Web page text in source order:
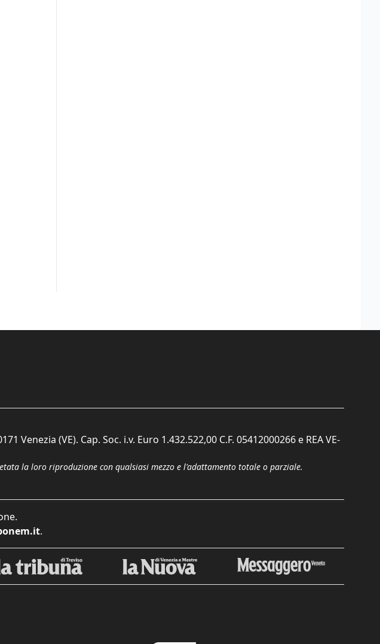
Venezia (VE). Cap. Soc. i.v. Euro 1.432.522,00 C.F. 05412000266 e REA VE-
la loro riproduzione con qualsiasi mezzo e l'adattamento totale o parziale.
.